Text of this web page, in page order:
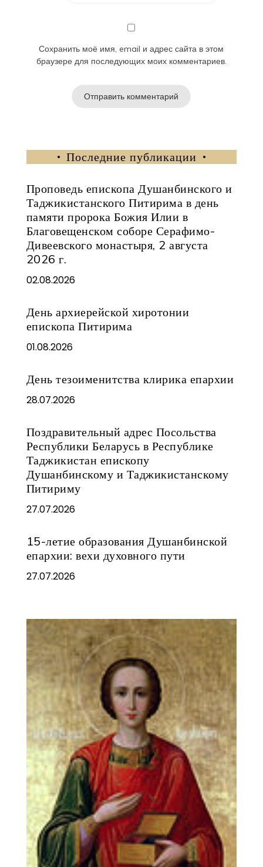
Сохранить моё имя, email и адрес сайта в этом
браузере для последующих моих комментариев.
Последние публикации
Проповедь епископа Душанбинского и
Таджикистанского Питирима в день
памяти пророка Божия Илии в
Благовещенском соборе Серафимо-
Дивеевского монастыря, 2 августа
2026 г.
02.08.2026
День архиерейской хиротонии
епископа Питирима
01.08.2026
День тезоименитства клирика епархии
28.07.2026
Поздравительный адрес Посольства
Республики Беларусь в Республике
Таджикистан епископу
Душанбинскому и Таджикистанскому
Питириму
27.07.2026
15-летие образования Душанбинской
епархии: вехи духовного пути
27.07.2026